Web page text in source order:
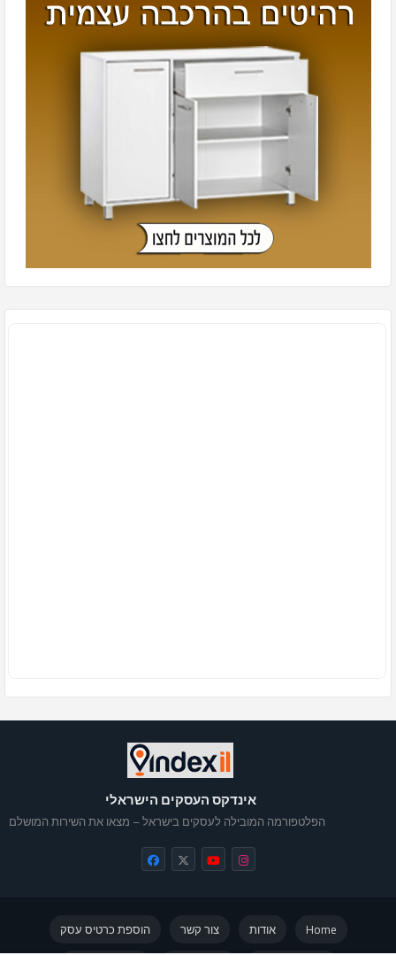
אינדקס העסקים הישראלי
הפלטפורמה המובילה לעסקים בישראל – מצאו את השירות המושלם
Home אודות צור קשר
הוספת כרטיס עסק